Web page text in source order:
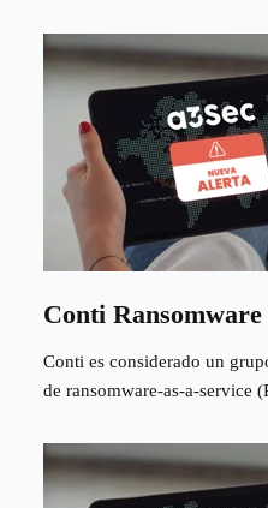
Conti Ransomware
Conti es considerado un
de ransomware-as-a-service